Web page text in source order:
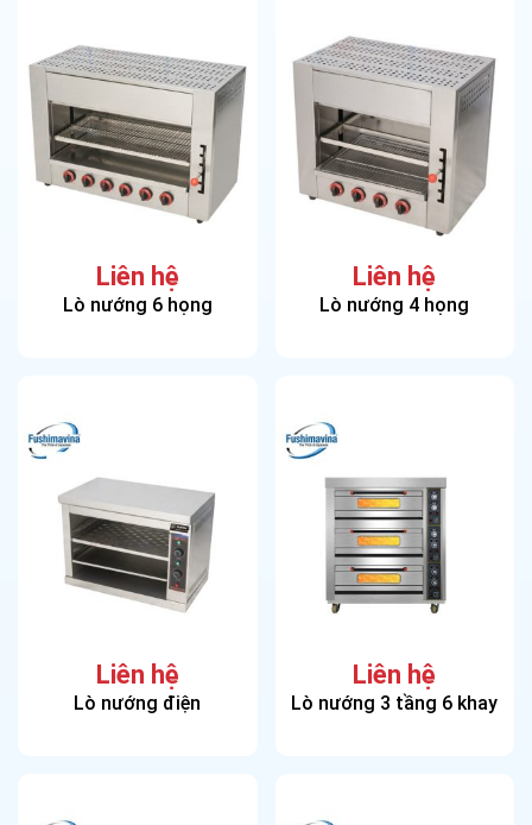
Lò nướng 6 họng
Liên hệ
Lò nướng 4 họng
Liên hệ
Lò nướng điện
Liên hệ
Lò nướng 3 tầng 6 khay
Liên hệ